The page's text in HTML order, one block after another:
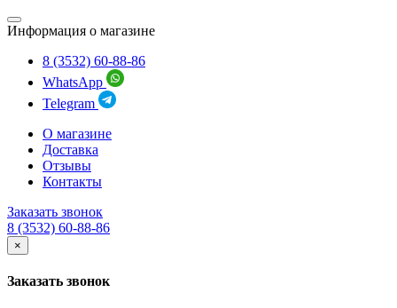
Информация о магазине
8 (3532) 60-88-86
WhatsApp
Telegram
О магазине
Доставка
Отзывы
Контакты
Заказать звонок
8 (3532) 60-88-86
×
Заказать звонок